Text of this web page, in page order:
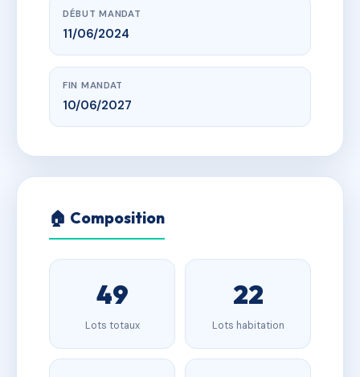
DÉBUT MANDAT
11/06/2024
FIN MANDAT
10/06/2027
🏠 Composition
49
Lots totaux
22
Lots habitation